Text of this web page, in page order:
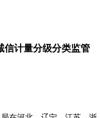
信计量分级分类监管